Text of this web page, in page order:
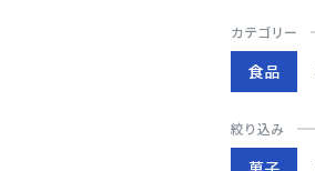
カテゴリー
食品
絞り込み